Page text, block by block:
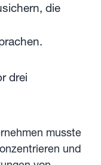
die
drei
musste
und